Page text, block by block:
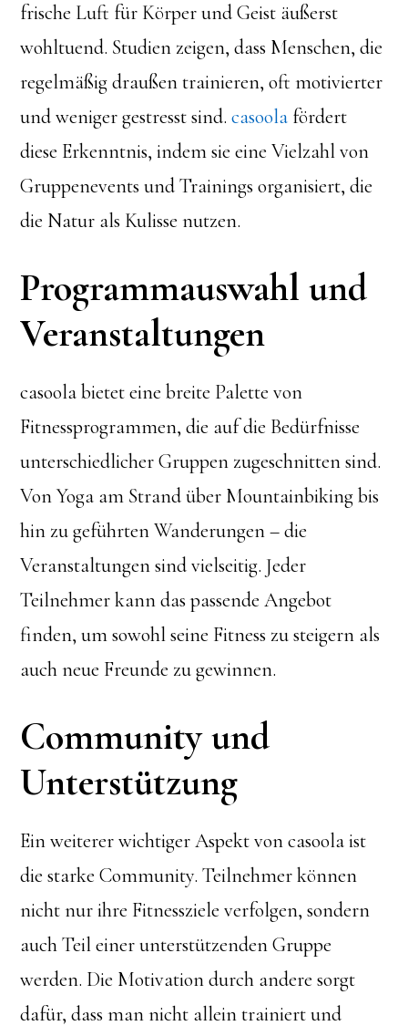
frische Luft für Körper und Geist äußerst
wohltuend. Studien zeigen, dass Menschen, die
regelmäßig draußen trainieren, oft motivierter
und weniger gestresst sind.casoola fördert
diese Erkenntnis, indem sie eine Vielzahl von
Gruppenevents und Trainings organisiert, die
die Natur als Kulisse nutzen.
Programmauswahl und
Veranstaltungen
casoola bietet eine breite Palette von
Fitnessprogrammen, die auf die Bedürfnisse
unterschiedlicher Gruppen zugeschnitten sind.
Von Yoga am Strand über Mountainbiking bis
hin zu geführten Wanderungen – die
Veranstaltungen sind vielseitig. Jeder
Teilnehmer kann das passende Angebot
finden, um sowohl seine Fitness zu steigern als
auch neue Freunde zu gewinnen.
Community und
Unterstützung
Ein weiterer wichtiger Aspekt von casoola ist
die starke Community. Teilnehmer können
nicht nur ihre Fitnessziele verfolgen, sondern
auch Teil einer unterstützenden Gruppe
werden. Die Motivation durch andere sorgt
dafür, dass man nicht allein trainiert und